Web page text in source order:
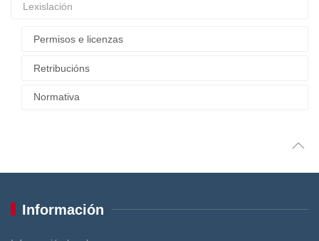
Lexislación
Permisos e licenzas
Retribucións
Normativa
Información